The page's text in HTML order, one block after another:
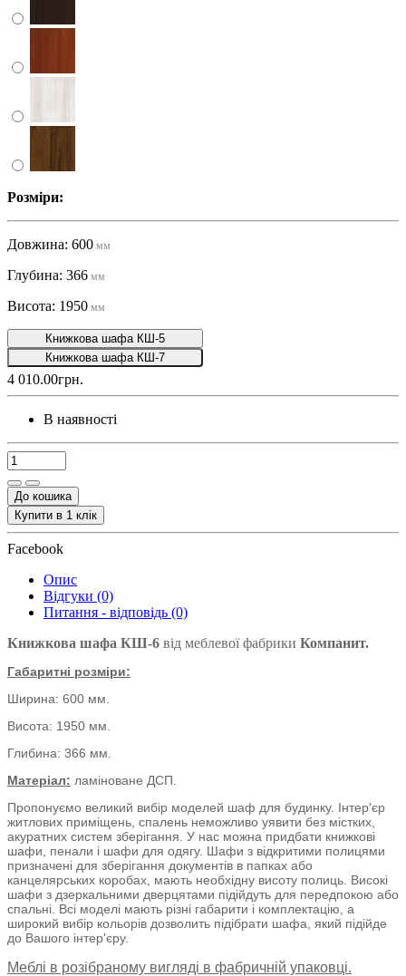
Розміри:
Довжина: 600 мм
Глубина: 366 мм
Висота: 1950 мм
Книжкова шафа КШ-5
Книжкова шафа КШ-7
4 010.00грн.
В наявності
До кошика
Купити в 1 клік
Facebook
Опис
Відгуки (0)
Питання - відповідь (0)
Книжкова шафа КШ-6 від меблевої фабрики Компанит.
Габаритні розміри:
Ширина: 600 мм.
Висота: 1950 мм.
Глибина: 366 мм.
Матеріал: ламіноване ДСП.
Пропонуємо великий вибір моделей шаф для будинку. Інтер'єр
житлових приміщень, спалень неможливо уявити без містких,
акуратних систем зберігання. У нас можна придбати книжкові
шафи, пенали і шафи для одягу. Шафи з відкритими полицями
призначені для зберігання документів в папках або
канцелярських коробах, мають необхідну висоту полиць. Високі
шафи з дзеркальними дверцятами підійдуть для передпокою або
спальні. Всі моделі мають різні габарити і комплектацію, а
широкий вибір кольорів дозволить підібрати шафа, який підійде
до Вашого інтер'єру.
Меблі в розібраному вигляді в фабричній упаковці.